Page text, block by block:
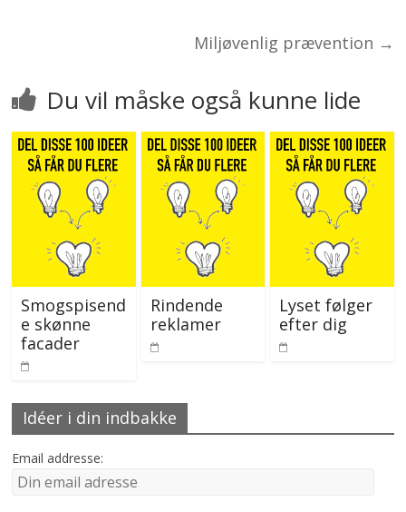
Miljøvenlig prævention →
Du vil måske også kunne lide
Smogspisend
e skønne
facader
Rindende
reklamer
Lyset følger
efter dig
Idéer i din indbakke
Email addresse: